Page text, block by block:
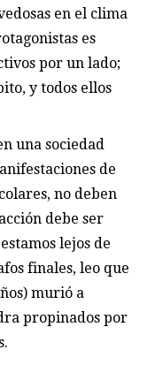
en el clima
es
por un lado;
y todos ellos
una sociedad
de
no deben
debe ser
lejos de
finales, leo que
murió a
propinados por